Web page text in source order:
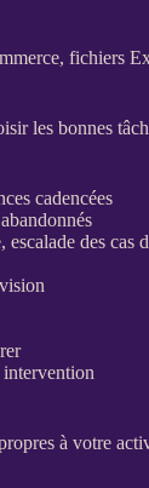
, fichiers
les bonnes
cadencées
des cas
intervention
à votre